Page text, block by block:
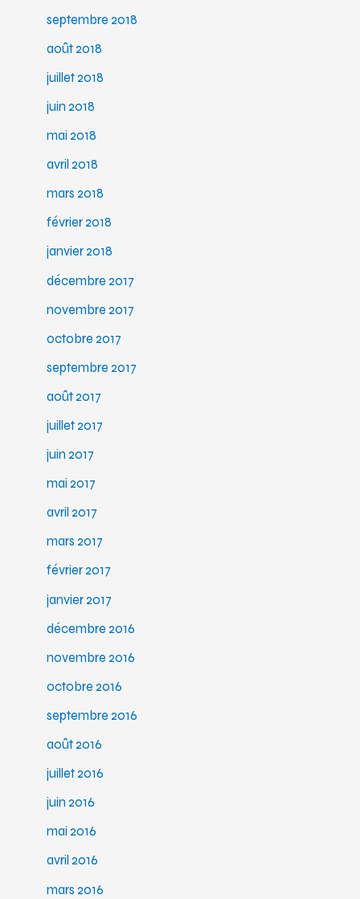
septembre 2018
août 2018
juillet 2018
juin 2018
mai 2018
avril 2018
mars 2018
février 2018
janvier 2018
décembre 2017
novembre 2017
octobre 2017
septembre 2017
août 2017
juillet 2017
juin 2017
mai 2017
avril 2017
mars 2017
février 2017
janvier 2017
décembre 2016
novembre 2016
octobre 2016
septembre 2016
août 2016
juillet 2016
juin 2016
mai 2016
avril 2016
mars 2016